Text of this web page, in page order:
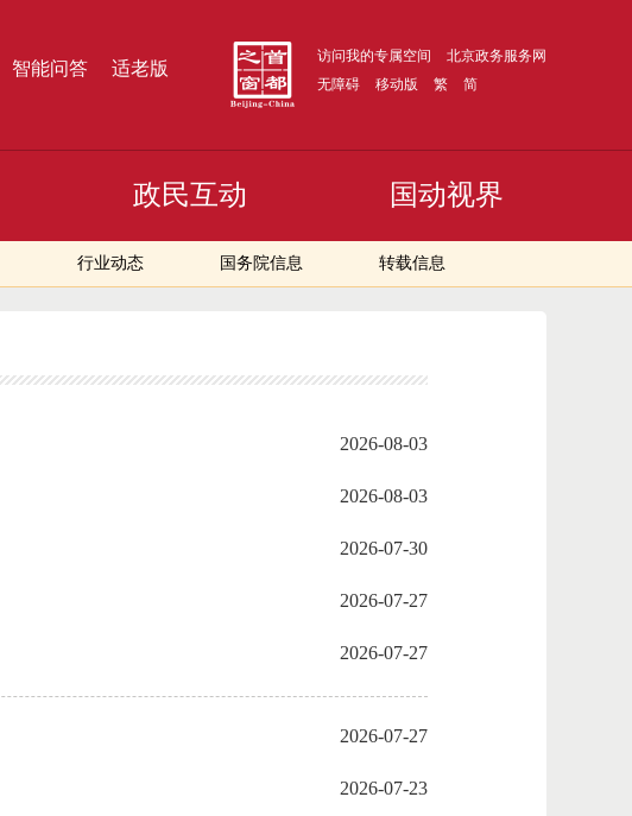
智能问答 适老版
访问我的专属空间
北京政务服务网
无障碍
移动版 繁 简
行业动态 国务院信息 转载信息
政民互动 国动视界
2026-08-03
2026-08-03
2026-07-30
2026-07-27
2026-07-27
2026-07-27
2026-07-23